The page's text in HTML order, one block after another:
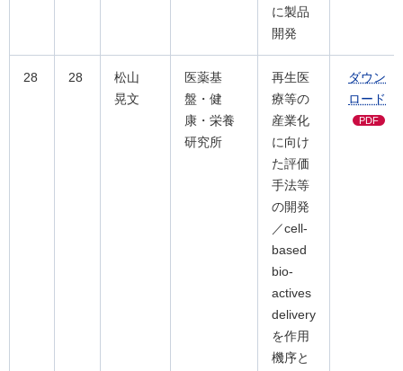
に製品
開発
28 28
松山
晃文
医薬基
盤・健
康・栄養
研究所
再生医
療等の
産業化
に向け
た評価
手法等
の開発
／cell-
based
bio-
actives
delivery
を作用
機序と
ダウン
ロード
PDF